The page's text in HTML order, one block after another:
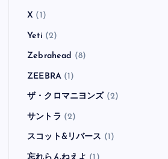
X (1)
Yeti (2)
Zebrahead (8)
ZEEBRA(1)
ザ・クロマニヨンズ (2)
サントラ (2)
スコット&リバース (1)